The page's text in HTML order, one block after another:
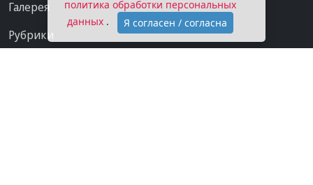
Галерея
Рубрики
политика обработки персональных
данных . Я согласен / согласна